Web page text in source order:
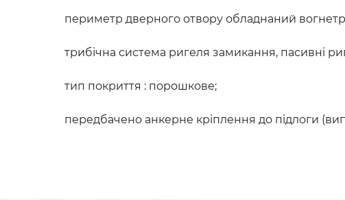
периметр дверного отвору обладнаний
трибічна система ригеля замикання, пасивні
тип покриття : порошкове;
передбачено анкерне кріплення до підлоги